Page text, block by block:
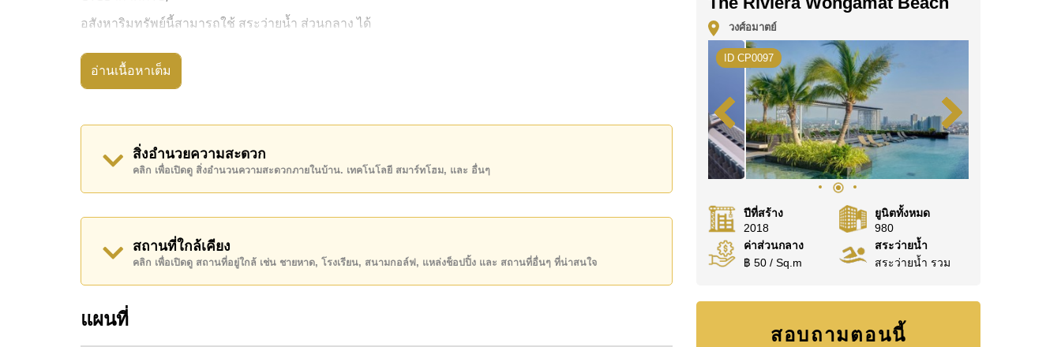
อสังหาริมทรัพย์นี้สามารถใช้ สระว่ายน้ำ ส่วนกลาง ได้
The Riviera Wongamat Beach มีสิ่งอำนวยความสะดวกส่วนกลาง ได้แก่ สไลเดอร์, ฟิสเนส, ฟิตเนสบนชั้น
ดาดฟ้า, สกายเทอร์เรซ
อสังหาริมทรัพย์นี้เปิดให้เช่าระยะยาวในราคา ฿ 23,000 บาทต่อเดือน
โปรดทราบว่าราคาค่าเช่าที่ Cornerstone Real Estate โฆษณาเป็นราคาสำหรับสัญญาเช่า 1 ปี และต้องวาง
เงินมัดจำ 2 เดือนก่อนเข้าอยู่อาศัย
ค้นพบโอกาสในการทำให้ที่อยู่อาศัยนี้เป็นบ้านในฝันของคุณ!
ติดต่อ Cornerstone Real Estate โทร +6638411250 หรือ อีเมล
อ่านเนื้อหาเต็ม
สิ่งอำนวยความสะดวก
คลิก เพื่อเปิดดู สิ่งอำนวนความสะดวกภายในบ้าน. เทคโนโลยี สมาร์ทโฮม, และ อื่นๆ
สถานที่ใกล้เคียง
คลิก เพื่อเปิดดู สถานที่อยู่ใกล้ เช่น ชายหาด, โรงเรียน, สนามกอล์ฟ, แหล่งช็อปปิ้ง และ สถานที่อื่นๆ ที่น่าสนใจ
แผนที่
วงศ์อมาตย์
ID CP0097
ปีที่สร้าง
2018
ยูนิตทั้งหมด
980
ค่าส่วนกลาง
฿ 50 / Sq.m
สระว่ายน้ำ
สระว่ายน้ำ รวม
สอบถามตอนนี้